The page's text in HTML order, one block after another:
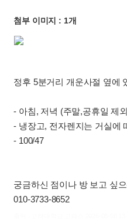
첨부 이미지 : 1개
정후 5분거리 개운사절 옆에
- 아침, 저녁 (주말,공휴일 제
- 냉장고, 전자렌지는 거실에
- 100/47
궁금하신 점이나 방 보고 싶
010-3733-8652